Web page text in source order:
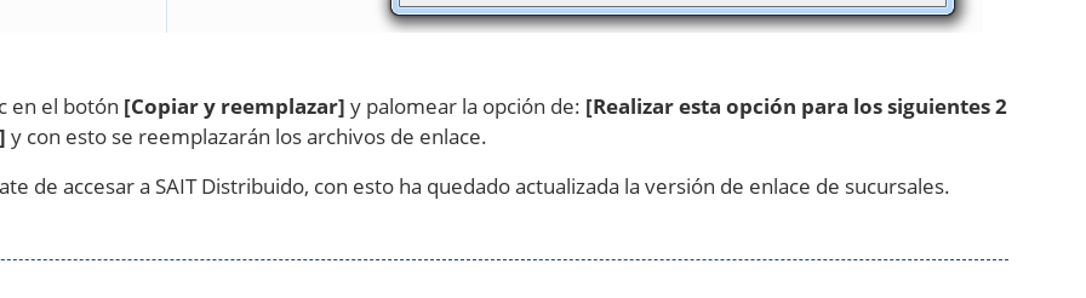
en el botón [Copiar y reemplazar] y palomear la opción de: [Realizar esta opción para los siguientes 2
y con esto se reemplazarán los archivos de enlace.
de accesar a SAIT Distribuido, con esto ha quedado actualizada la versión de enlace de sucursales.